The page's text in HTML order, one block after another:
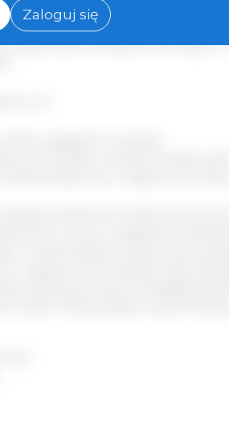
wszystkich uczestników
zapewniło, że eksport do krajów
że:
UE.
Zaloguj się